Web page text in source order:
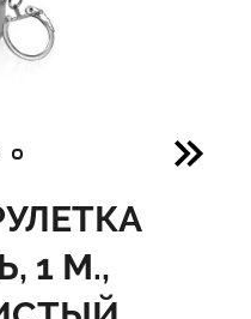
1 М.,